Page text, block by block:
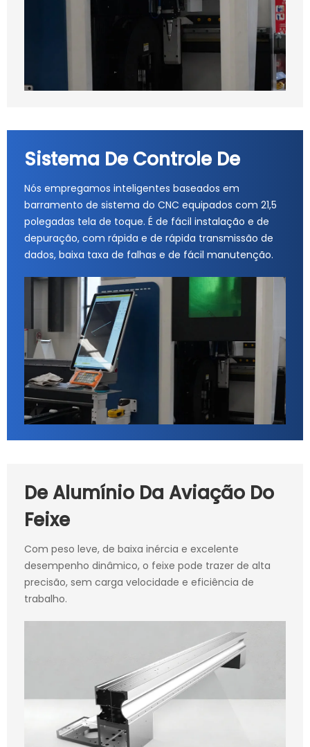
Sistema De Controle De
Nós empregamos inteligentes baseados em
barramento de sistema do CNC equipados com 21,5
polegadas tela de toque. É de fácil instalação e de
depuração, com rápida e de rápida transmissão de
dados, baixa taxa de falhas e de fácil manutenção.
De Alumínio Da Aviação Do
Feixe
Com peso leve, de baixa inércia e excelente
desempenho dinâmico, o feixe pode trazer de alta
precisão, sem carga velocidade e eficiência de
trabalho.